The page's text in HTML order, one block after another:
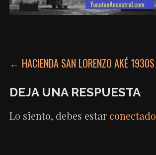
NAVEGACIÓN
DE
ENTRADAS
← HACIENDA SAN LORENZO AKÉ 1930S
DEJA UNA RESPUESTA
Lo siento, debes estar conectado